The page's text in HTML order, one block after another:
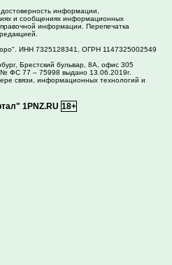
информации,
и сообщениях информационных
информации. Перепечатка
ИНН 7325128341, ОГРН 1147325002549
Брестский бульвар, 8А, офис 305
ФС 77 – 75998 выдано 13.06.2019г.
связи, информационных технологий и
1PNZ.RU 18+